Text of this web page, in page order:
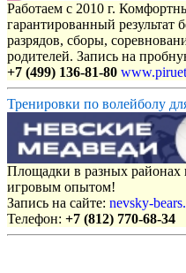
Работаем с 2010 г.
гарантированный результат
разрядов, сборы,
родителей. Запись на
+7 (499) 136-81-80
Тренировки по волейболу
Площадки в разных районах
игровым опытом!
Запись на сайте: nevsky-
Телефон: +7 (812) 770-68-34